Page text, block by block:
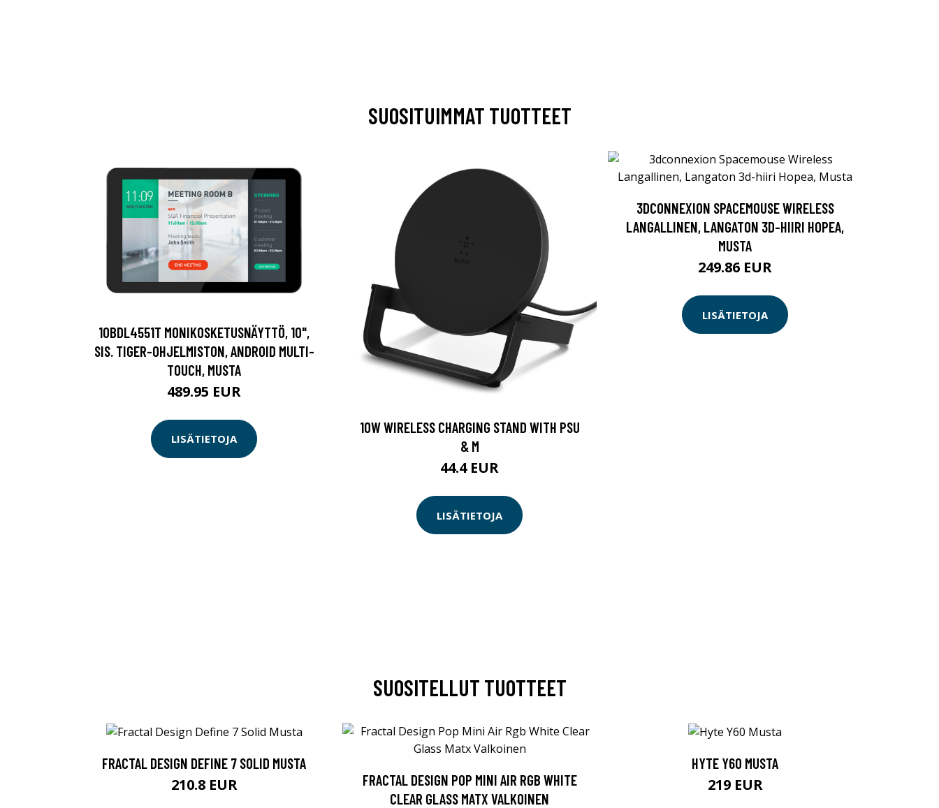
SUOSITUIMMAT TUOTTEET
10BDL4551T MONIKOSKETUSNÄYTTÖ, 10",
SIS. TIGER-OHJELMISTON, ANDROID MULTI-
TOUCH, MUSTA
489.95 EUR
LISÄTIETOJA
10W WIRELESS CHARGING STAND WITH PSU
& M
44.4 EUR
LISÄTIETOJA
3DCONNEXION SPACEMOUSE WIRELESS
LANGALLINEN, LANGATON 3D-HIIRI HOPEA,
MUSTA
249.86 EUR
LISÄTIETOJA
SUOSITELLUT TUOTTEET
FRACTAL DESIGN DEFINE 7 SOLID MUSTA
210.8 EUR
FRACTAL DESIGN POP MINI AIR RGB WHITE
CLEAR GLASS MATX VALKOINEN
HYTE Y60 MUSTA
219 EUR